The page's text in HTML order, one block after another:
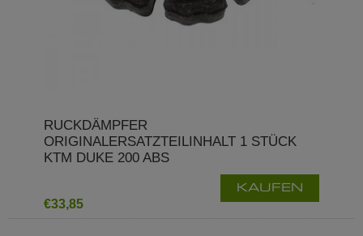
RUCKDÄMPFER
ORIGINALERSATZTEILINHALT 1 STÜCK
KTM DUKE 200 ABS
€33,85
KAUFEN